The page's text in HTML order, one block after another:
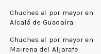
Chuches al por mayor en
Alcalá de Guadaíra
Chuches al por mayor en
Mairena del Aljarafe